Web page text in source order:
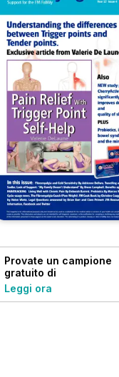
Provate un campione
gratuito di
Fibromyalgia
Magazine
Leggi ora